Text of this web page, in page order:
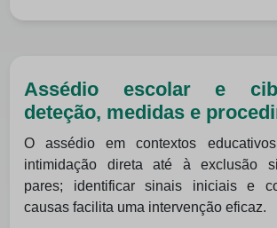
Assédio escolar e
deteção, medidas e
O assédio em contextos
intimidação direta até à exclusão
pares; identificar sinais iniciais e
causas facilita uma intervenção eficaz.